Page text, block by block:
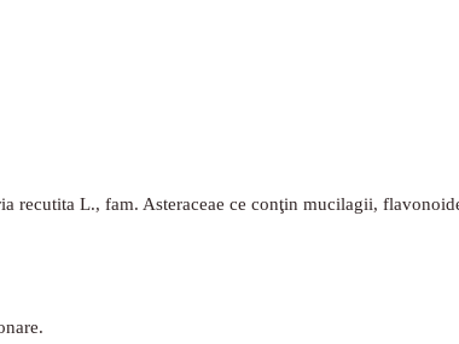
recutita L., fam. Asteraceae ce conţin mucilagii,